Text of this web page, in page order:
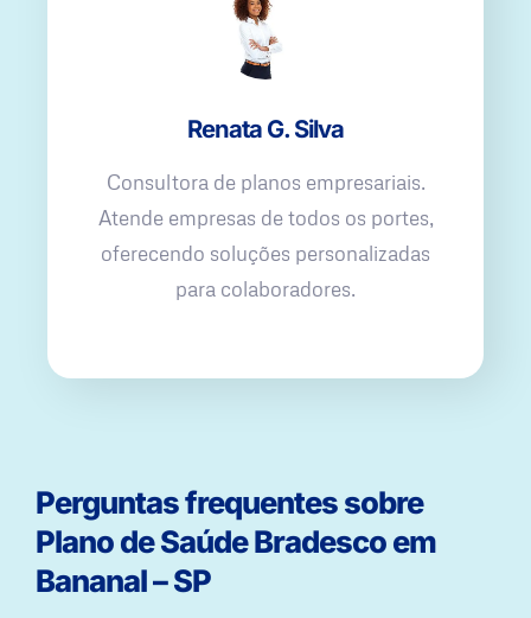
Renata G. Silva
Consultora de planos empresariais.
Atende empresas de todos os portes,
oferecendo soluções personalizadas
para colaboradores.
Perguntas frequentes sobre
Plano de Saúde Bradesco em
Bananal – SP